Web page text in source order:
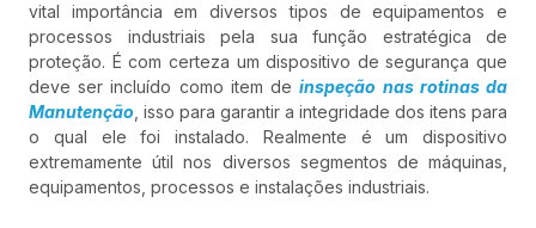
vital importância em diversos tipos de equipamentos e
processos industriais pela sua função estratégica de
proteção. É com certeza um dispositivo de segurança que
deve ser incluído como item deinspeção nas rotinas da
Manutenção , isso para garantir a integridade dos itens para
o qual ele foi instalado. Realmente é um dispositivo
extremamente útil nos diversos segmentos de máquinas,
equipamentos, processos e instalações industriais.